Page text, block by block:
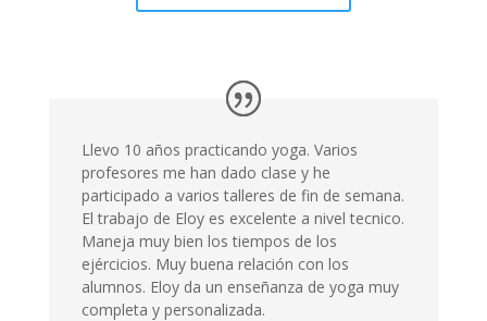
Llevo 10 años practicando yoga. Varios
profesores me han dado clase y he
participado a varios talleres de fin de semana.
El trabajo de Eloy es excelente a nivel tecnico.
Maneja muy bien los tiempos de los
ejércicios. Muy buena relación con los
alumnos. Eloy da un enseñanza de yoga muy
completa y personalizada.